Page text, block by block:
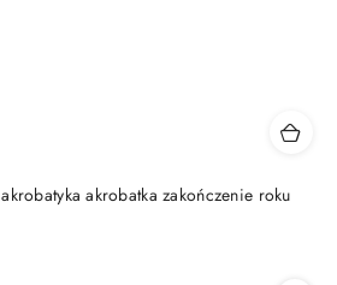
akrobatka zakończenie roku